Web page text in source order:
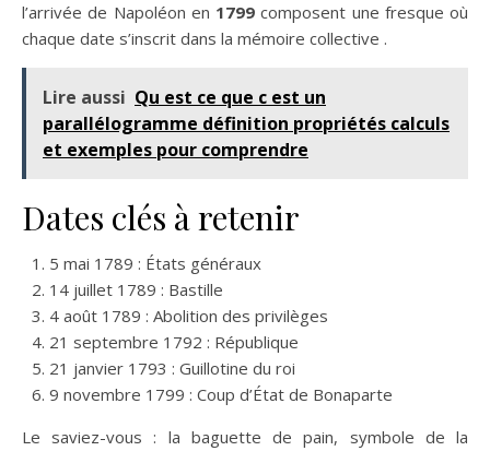
l’arrivée de Napoléon en 1799 composent une fresque où
chaque date s’inscrit dans la mémoire collective .
Lire aussi Qu est ce que c est un
parallélogramme définition propriétés calculs
et exemples pour comprendre
Dates clés à retenir
5 mai 1789 : États généraux
14 juillet 1789 : Bastille
4 août 1789 : Abolition des privilèges
21 septembre 1792 : République
21 janvier 1793 : Guillotine du roi
9 novembre 1799 : Coup d’État de Bonaparte
Le saviez-vous : la baguette de pain, symbole de la